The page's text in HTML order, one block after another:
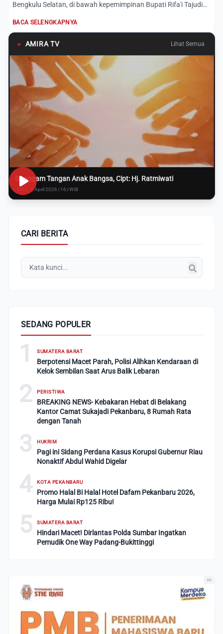
Bengkulu Selatan, di bawah kepemimpinan Bupati Rifa'i Tajudin
BACA SELENGKAPNYA
● AMIRA TV Lihat Semua
Genggam Tangan Anak Bangsa, Cipt: Hj. Ratmiwati
Rabu, 8 April 2026 | 16:i WIB
CARI BERITA
SEDANG POPULER
1 SUMATERA BARAT
Berpotensi Macet Parah, Polisi Alihkan Kendaraan di
Kelok Sembilan Saat Arus Balik Lebaran
2 PERISTIWA
BREAKING NEWS- Kebakaran Hebat di Belakang
Kantor Camat Sukajadi Pekanbaru, 8 Rumah Rata
dengan Tanah
3 HUKRIM
Pagi ini Sidang Perdana Kasus Korupsi Gubernur Riau
Nonaktif Abdul Wahid Digelar
4 KOTA PEKANBARU
Promo Halal Bi Halal Hotel Dafam Pekanbaru 2026,
Harga Mulai Rp125 Ribu!
5 SUMATERA BARAT
Hindari Macet! Dirlantas Polda Sumbar Ingatkan
Pemudik One Way Padang-Bukittinggi
Ad